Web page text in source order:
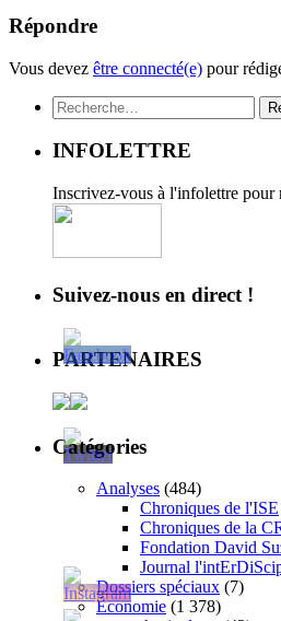
Répondre
Vous devez être connecté(e) pour
Rechercher :
INFOLETTRE
Inscrivez-vous à l'infolettre pour
Suivez-nous en direct !
PARTENAIRES
Catégories
Analyses (484)
Chroniques de l'ISE
Chroniques de la
Fondation David
Journal
Dossiers spéciaux (7)
Économie (1 378)